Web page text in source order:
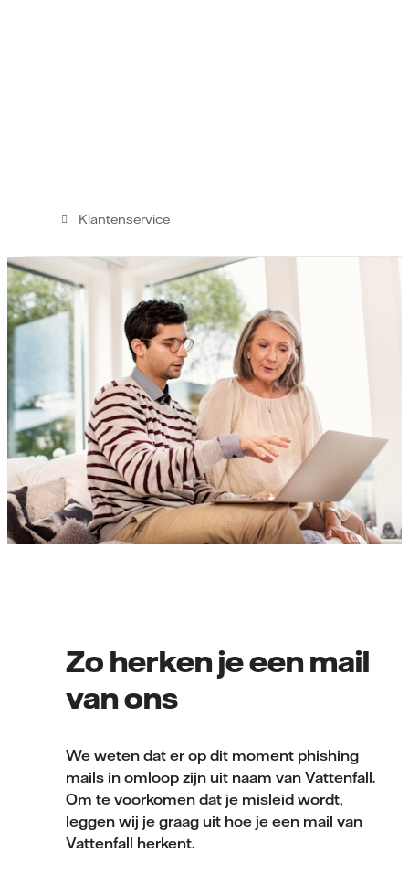
Klantenservice
Zo herken je een mail
van ons
We weten dat er op dit moment phishing
mails in omloop zijn uit naam van Vattenfall.
Om te voorkomen dat je misleid wordt,
leggen wij je graag uit hoe je een mail van
Vattenfall herkent.